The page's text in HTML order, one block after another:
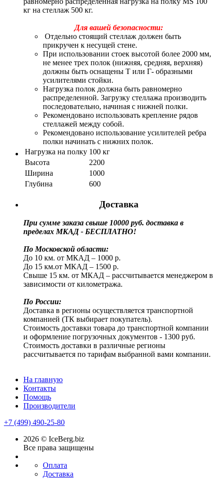
кг на стеллаж 500 кг.
Для вашей безопасности:
Отдельно стоящий стеллаж должен быть
прикручен к несущей стене.
При использовании стоек высотой более 2000 мм,
не менее трех полок (нижняя, средняя, верхняя)
должны быть оснащены Т или Г- образными
усилителями стойки.
Нагрузка полок должна быть равномерно
распределенной. Загрузку стеллажа производить
последовательно, начиная с нижней полки.
Рекомендовано использовать крепление рядов
стеллажей между собой.
Рекомендовано использование усилителей ребра
полки начинать с нижних полок.
Нагрузка на полку 100 кг
Высота
2200
Ширина
1000
Глубина
600
Доставка
При сумме заказа свыше 10000 руб. доставка в
пределах МКАД - БЕСПЛАТНО!
По Московской области:
До 10 км. от МКАД – 1000 р.
До 15 км.от МКАД – 1500 р.
Свыше 15 км. от МКАД – рассчитывается менеджером в
зависимости от километража.
По России:
Доставка в регионы осуществляется транспортной
компанией (ТК выбирает покупатель).
Стоимость доставки товара до транспортной компании
и оформление погрузочных документов - 1300 руб.
Стоимость доставки в различные регионы
рассчитывается по тарифам выбранной вами компании.
На главную
Контакты
Помощь
Производители
+7 (499) 490-25-80
2026 © IceBerg.biz
Все права защищены
Оплата
Доставка